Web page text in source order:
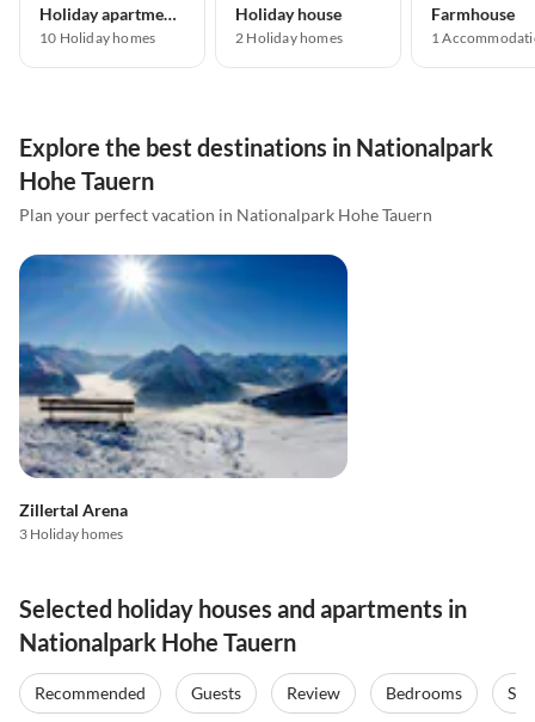
Holiday apartment
10 Holiday homes
Holiday house
2 Holiday homes
Farmhouse
1
Explore the best destinations in Nationalpark
Hohe Tauern
Plan your perfect vacation in Nationalpark Hohe Tauern
Zillertal Arena
3 Holiday homes
Selected holiday houses and apartments in
Nationalpark Hohe Tauern
Recommended Guests Review Bedrooms